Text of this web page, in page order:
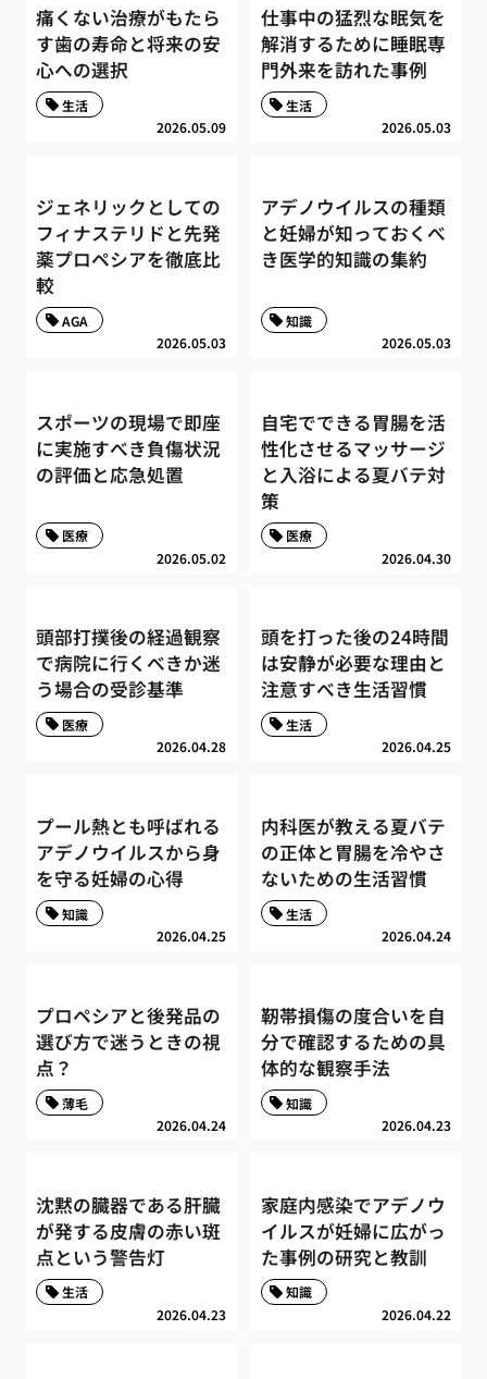
痛くない治療がもたら
す歯の寿命と将来の安
心への選択
2026.05.09
生活
仕事中の猛烈な眠気を
解消するために睡眠専
門外来を訪れた事例
2026.05.03
生活
ジェネリックとしての
フィナステリドと先発
薬プロペシアを徹底比
較
2026.05.03
AGA
アデノウイルスの種類
と妊婦が知っておくべ
き医学的知識の集約
2026.05.03
知識
スポーツの現場で即座
に実施すべき負傷状況
の評価と応急処置
2026.05.02
医療
自宅でできる胃腸を活
性化させるマッサージ
と入浴による夏バテ対
策
2026.04.30
医療
頭部打撲後の経過観察
で病院に行くべきか迷
う場合の受診基準
2026.04.28
医療
頭を打った後の24時間
は安静が必要な理由と
注意すべき生活習慣
2026.04.25
生活
プール熱とも呼ばれる
アデノウイルスから身
を守る妊婦の心得
2026.04.25
知識
内科医が教える夏バテ
の正体と胃腸を冷やさ
ないための生活習慣
2026.04.24
生活
プロペシアと後発品の
選び方で迷うときの視
点？
2026.04.24
薄毛
靭帯損傷の度合いを自
分で確認するための具
体的な観察手法
2026.04.23
知識
沈黙の臓器である肝臓
が発する皮膚の赤い斑
点という警告灯
2026.04.23
生活
家庭内感染でアデノウ
イルスが妊婦に広がっ
た事例の研究と教訓
2026.04.22
知識